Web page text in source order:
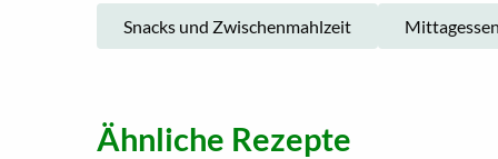
Snacks und Zwischenmahlzeit Mittagessen
Ähnliche Rezepte